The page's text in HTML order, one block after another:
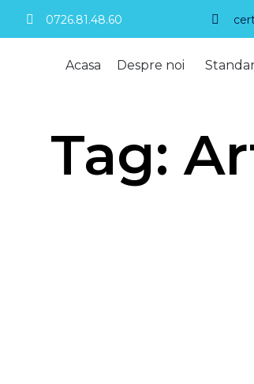
0726.81.48.60
Acasa Despre noi
Tag: